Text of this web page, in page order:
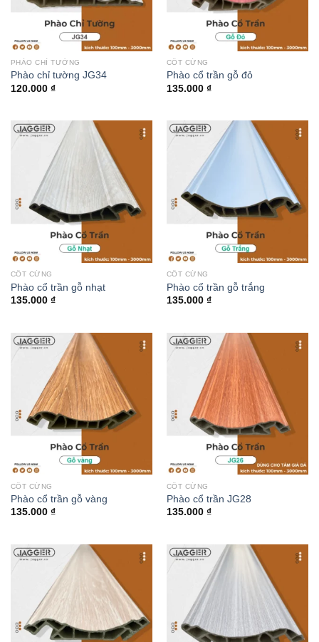
PHÀO CHỈ TƯỜNG
Phào chỉ tường JG34
120.000 ₫
CỐT CỨNG
Phào cổ trần gỗ đỏ
135.000 ₫
CỐT CỨNG
Phào cổ trần gỗ nhạt
135.000 ₫
CỐT CỨNG
Phào cổ trần gỗ trắng
135.000 ₫
CỐT CỨNG
Phào cổ trần gỗ vàng
135.000 ₫
CỐT CỨNG
Phào cổ trần JG28
135.000 ₫